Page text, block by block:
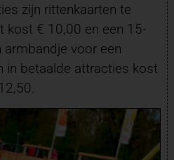
zijn rittenkaarten te
kost € 10,00 en een 15-
voor een
in betaalde attracties kost